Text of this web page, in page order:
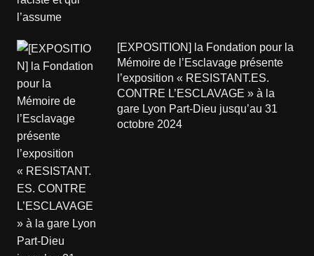
[EXPOSITION] la Fondation pour la
Mémoire de l’Esclavage présente
l’exposition « RESISTANT.ES.
CONTRE L’ESCLAVAGE » à la
gare Lyon Part-Dieu jusqu’au 31
octobre 2024